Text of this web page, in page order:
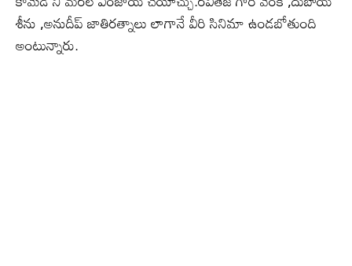
శీను ,అనుదీప్ జాతిరత్నాలు లాగానే వీరి సినిమా ఉండబోతుంది
అంటున్నారు.